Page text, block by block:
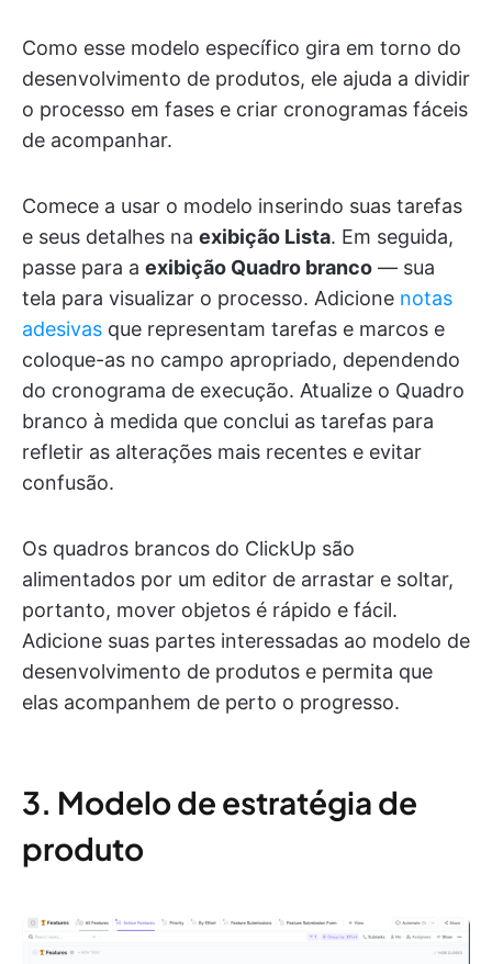
Como esse modelo específico gira em torno do
desenvolvimento de produtos, ele ajuda a dividir
o processo em fases e criar cronogramas fáceis
de acompanhar.
Comece a usar o modelo inserindo suas tarefas
e seus detalhes na exibição Lista. Em seguida,
passe para a exibição Quadro branco — sua
tela para visualizar o processo. Adicione notas
adesivas que representam tarefas e marcos e
coloque-as no campo apropriado, dependendo
do cronograma de execução. Atualize o Quadro
branco à medida que conclui as tarefas para
refletir as alterações mais recentes e evitar
confusão.
Os quadros brancos do ClickUp são
alimentados por um editor de arrastar e soltar,
portanto, mover objetos é rápido e fácil.
Adicione suas partes interessadas ao modelo de
desenvolvimento de produtos e permita que
elas acompanhem de perto o progresso.
3. Modelo de estratégia de
produto